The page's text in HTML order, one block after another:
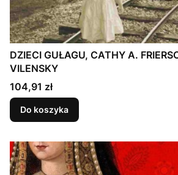
DZIECI GUŁAGU, CATHY A.
VILENSKY
Cena
104,91 zł
Do koszyka